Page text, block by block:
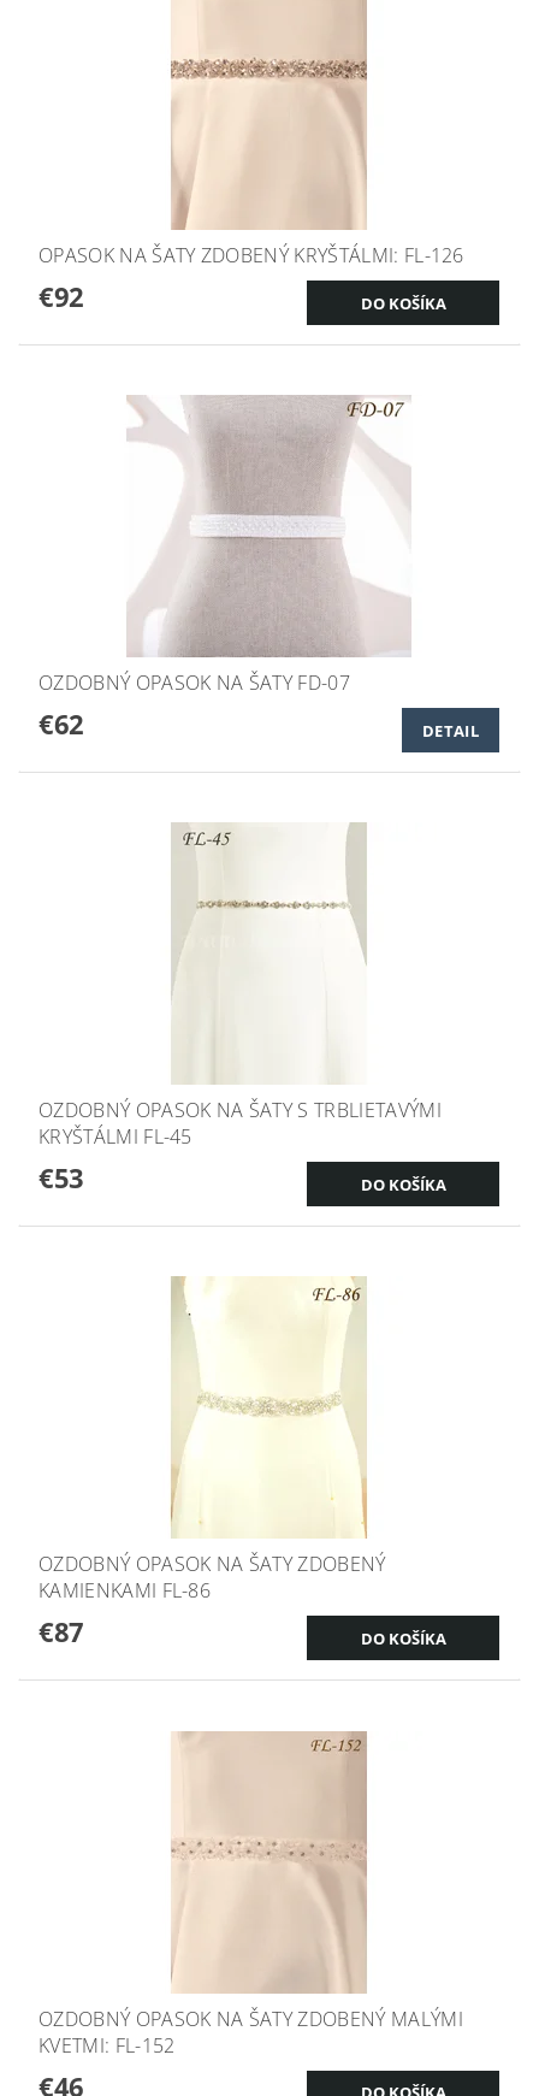
OPASOK NA ŠATY ZDOBENÝ KRYŠTÁLMI: FL-126
€92
OZDOBNÝ OPASOK NA ŠATY FD-07
€62 DETAIL
OZDOBNÝ OPASOK NA ŠATY S TRBLIETAVÝMI
KRYŠTÁLMI FL-45
€53
OZDOBNÝ OPASOK NA ŠATY ZDOBENÝ
KAMIENKAMI FL-86
€87
OZDOBNÝ OPASOK NA ŠATY ZDOBENÝ MALÝMI
KVETMI: FL-152
€46